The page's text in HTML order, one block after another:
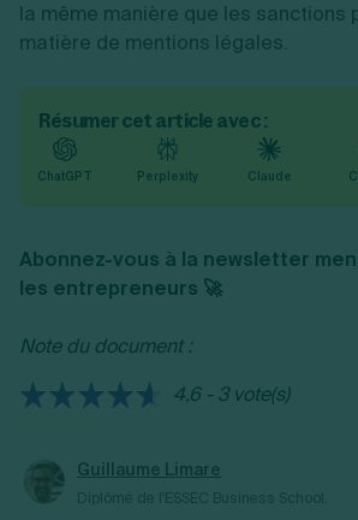
la même manière que les sanctions
matière de mentions légales.
Résumer cet article avec :
ChatGPT Perplexity Claude
Abonnez-vous à la newsletter
les entrepreneurs 🚀
Note du document :
4,6 - 3 vote(s)
Guillaume Limare